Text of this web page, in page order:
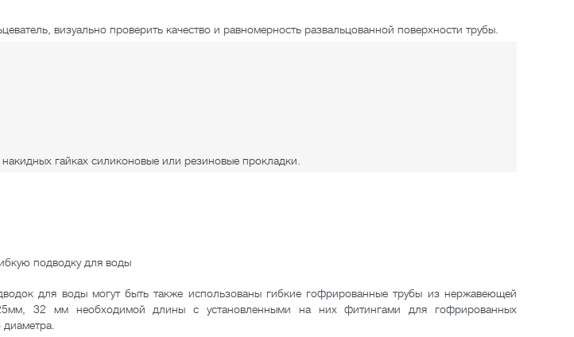
визуально проверить качество и равномерность развальцованной поверхности трубы.
накидных гайках силиконовые или резиновые прокладки.
подводку для воды
для воды могут быть также использованы гибкие гофрированные трубы из нержавеющей
32 мм необходимой длины с установленными на них фитингами для гофрированных